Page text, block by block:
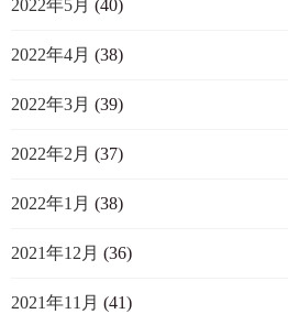
2022年5月 (40)
2022年4月 (38)
2022年3月 (39)
2022年2月 (37)
2022年1月 (38)
2021年12月 (36)
2021年11月 (41)